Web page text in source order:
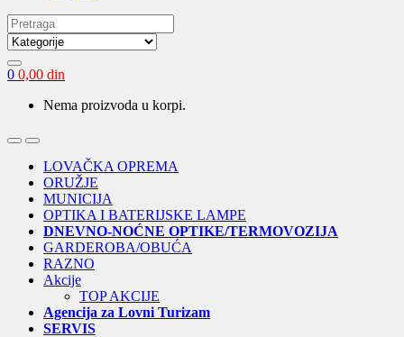
Search
for:
0 0,00 din
Nema proizvoda u korpi.
OpenClose
LOVAČKA OPREMA
ORUŽJE
MUNICIJA
OPTIKA I BATERIJSKE LAMPE
DNEVNO-NOĆNE OPTIKE/TERMOVOZIJA
GARDEROBA/OBUĆA
RAZNO
Akcije
TOP AKCIJE
Agencija za Lovni Turizam
SERVIS